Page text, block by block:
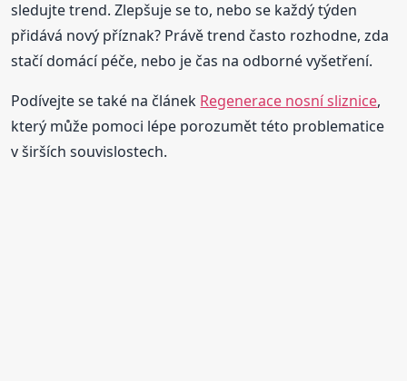
sledujte trend. Zlepšuje se to, nebo se každý týden
přidává nový příznak? Právě trend často rozhodne, zda
stačí domácí péče, nebo je čas na odborné vyšetření.
Podívejte se také na článek Regenerace nosní sliznice,
který může pomoci lépe porozumět této problematice
v širších souvislostech.